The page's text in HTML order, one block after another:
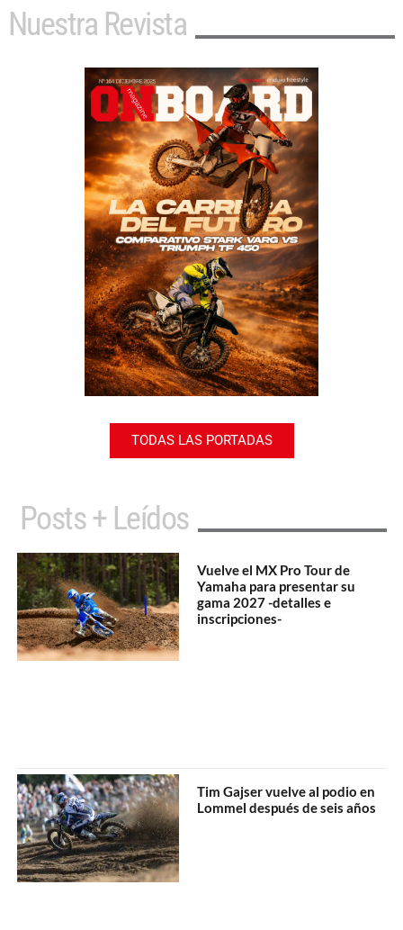
Nuestra Revista
TODAS LAS PORTADAS
Posts + Leídos
Vuelve el MX Pro Tour de
Yamaha para presentar su
gama 2027 -detalles e
inscripciones-
Tim Gajser vuelve al podio en
Lommel después de seis años